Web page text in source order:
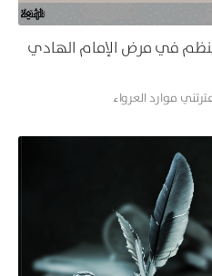
في مرض الإمام الهادي
موارد العرواء